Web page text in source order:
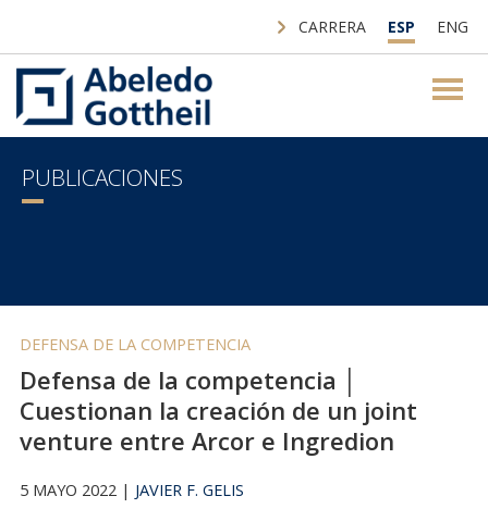
CARRERA ESP ENG
PUBLICACIONES
DEFENSA DE LA COMPETENCIA
Defensa de la competencia │
Cuestionan la creación de un joint
venture entre Arcor e Ingredion
5 MAYO 2022 | JAVIER F. GELIS